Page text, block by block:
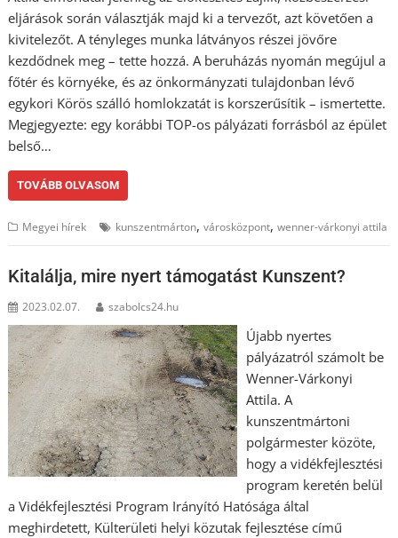
eljárások során választják majd ki a tervezőt, azt követően a
kivitelezőt. A tényleges munka látványos részei jövőre
kezdődnek meg – tette hozzá. A beruházás nyomán megújul a
főtér és környéke, és az önkormányzati tulajdonban lévő
egykori Körös szálló homlokzatát is korszerűsítik – ismertette.
Megjegyezte: egy korábbi TOP-os pályázati forrásból az épület
belső…
TOVÁBB OLVASOM
Megyei hírek kunszentmárton,városközpont,wenner-várkonyi attila
Kitalálja, mire nyert támogatást Kunszent?
2023.02.07. szabolcs24.hu
Újabb nyertes
pályázatról számolt be
Wenner-Várkonyi
Attila. A
kunszentmártoni
polgármester közöte,
hogy a vidékfejlesztési
program keretén belül
a Vidékfejlesztési Program Irányító Hatósága által
meghirdetett, Külterületi helyi közutak fejlesztése című